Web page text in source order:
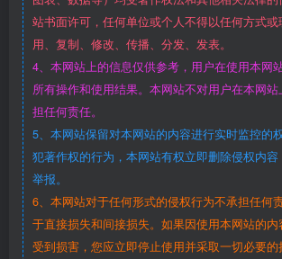
站书面许可，任何单位或个人不得以任何方式
用、复制、修改、传播、分发、发表。
4、本网站上的信息仅供参考，用户在使用本网
所有操作和使用结果。本网站不对用户在本网
担任何责任。
5、本网站保留对本网站的内容进行实时监控的
犯著作权的行为，本网站有权立即删除侵权内容
举报。
6、本网站对于任何形式的侵权行为不承担任何
于直接损失和间接损失。如果因使用本网站的内
受到损害，您应立即停止使用并采取一切必要